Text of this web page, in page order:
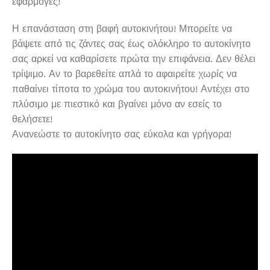
Η επανάσταση στη βαφή αυτοκινήτου! Μπορείτε να
βάψετε από τις ζάντες σας έως ολόκληρο το αυτοκίνητο
σας αρκεί να καθαρίσετε πρώτα την επιφάνεια. Δεν θέλει
τρίψιμο. Αν το βαρεθείτε απλά το αφαιρείτε χωρίς να
παθαίνει τίποτα το χρώμα του αυτοκινήτου! Αντέχει στο
πλύσιμο με πιεστικό και βγαίνει μόνο αν εσείς το
θελήσετε!
Ανανεώστε το αυτοκίνητο σας εύκολα και γρήγορα!